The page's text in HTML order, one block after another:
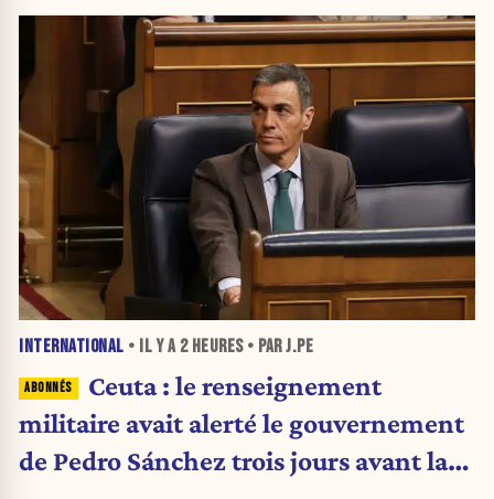
INTERNATIONAL • IL Y A 2 HEURES• PAR J.PE
Ceuta : le renseignement
militaire avait alerté le gouvernement
de Pedro Sánchez trois jours avant la